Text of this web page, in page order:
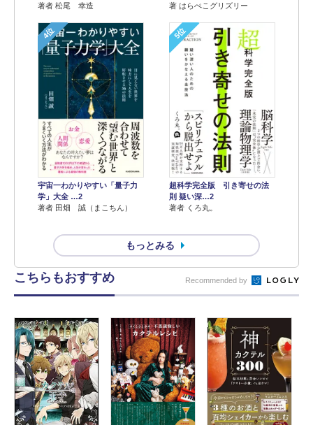
著者 松尾 幸造
著 はらぺこグリズリー
4位
宇宙一わかりやすい「量子力
学」大全 …2
著者 田畑 誠（まこちん）
5位
超科学完全版 引き寄せの法
則 疑い深…2
著者 くろ丸。
もっとみる
こちらもおすすめ Recommended by